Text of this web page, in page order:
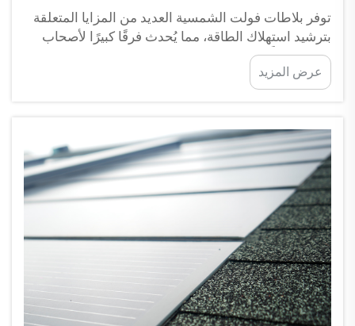
توفر بلاطات فولت الشمسية العديد من المزايا المتعلقة
بترشيد استهلاك الطاقة، مما يُحدث فرقًا كبيرًا لأصحاب
المنازل. أولًا، تقوم هذه البلاطات باستيعاب أشعة الشمس
وتحويلها إلى كهرباء يمكنك استخدامها لتشغيل منزلك.
وفي الأيام المشمسة، قد تعتمد بشكل أقل بكثير على
عرض المزيد